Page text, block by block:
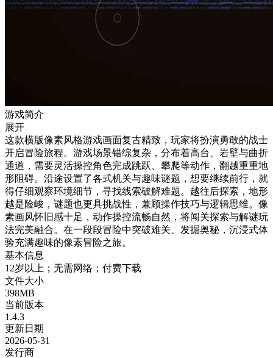
游戏简介
展开
这款横版像素风格游戏画面复古精致，玩家将扮演勇敢的战士
开启冒险旅程。游戏场景错综复杂，分布着高台、岩壁与曲折
通道，需要灵活操控角色完成跳跃、攀爬等动作，翻越重重地
形阻碍。沿途设置了各式机关与趣味谜题，想要继续前行，就
得仔细观察环境细节，寻找线索破解难题。越往后探索，地形
越是险峻，谜题也更具挑战性，兼顾操作技巧与逻辑思维。像
素画风怀旧感十足，动作操控流畅自然，将闯关探索与解谜玩
法完美融合。在一段段冒险中突破难关、发掘奥秘，沉浸式体
验充满趣味的像素冒险之旅。
基本信息
12岁以上；无需网络；付费下载
文件大小
398MB
当前版本
1.4.3
更新日期
2026-05-31
发行商